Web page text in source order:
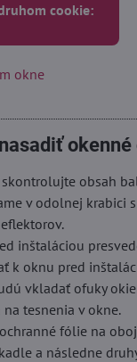
cookie:
okne
obsah
v odolnej krabici
inštaláciou
k oknu pred
vkladať ofuky
tesnenia v okne.
fólie na
a následne